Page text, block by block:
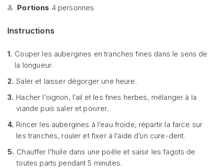
Portions 4 personnes
Instructions
1. Couper les aubergines en tranches fines dans le sens de
la longueur.
2. Saler et laisser dégorger une heure.
3. Hacher l’oignon, l’ail et les fines herbes, mélanger à la
viande puis saler et poivrer.
4. Rincer les aubergines à l’eau froide, répartir la farce sur
les tranches, rouler et fixer à l’aide d’un cure-dent.
5. Chauffer l’huile dans une poêle et saisir les fagots de
toutes parts pendant 5 minutes.